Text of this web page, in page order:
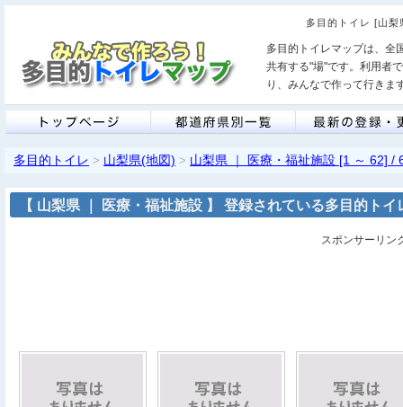
多目的トイレ [山
多目的トイレマップは、全
共有する"場"です。利用者
り、みんなで作って行きま
多目的トイレ > 山梨県(地図) > 山梨県 ｜ 医療・福祉施設 [1 ～ 62] /
【 山梨県 ｜ 医療・福祉施設 】 登録されている多目的ト
スポンサーリン